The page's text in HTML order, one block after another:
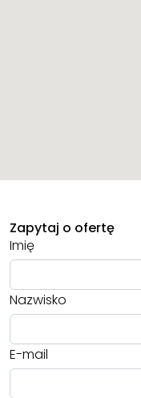
Zapytaj o ofertę
Imię
Nazwisko
E-mail